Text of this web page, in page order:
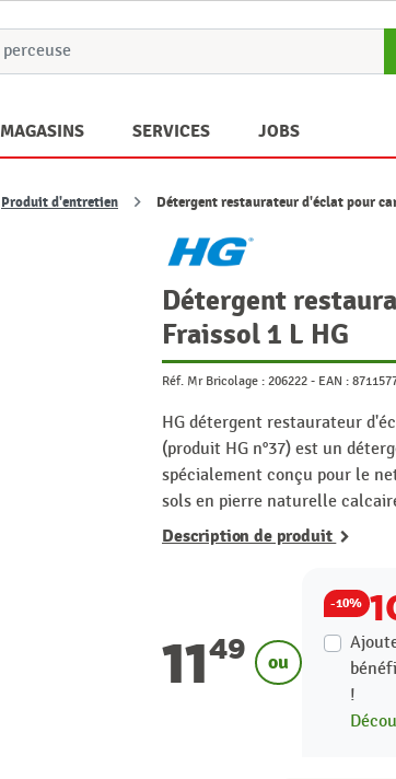
MAGASINS SERVICES JOBS
Produit d'entretien Détergent restaurateur d'éclat pour
Détergent
Fraissol 1 L HG
Réf. Mr Bricolage : 206222 - EAN :
HG détergent restaurateur
(produit HG n°37) est un
spécialement conçu pour le
sols en pierre naturelle
Description de produit
1149 ou
-10%
!